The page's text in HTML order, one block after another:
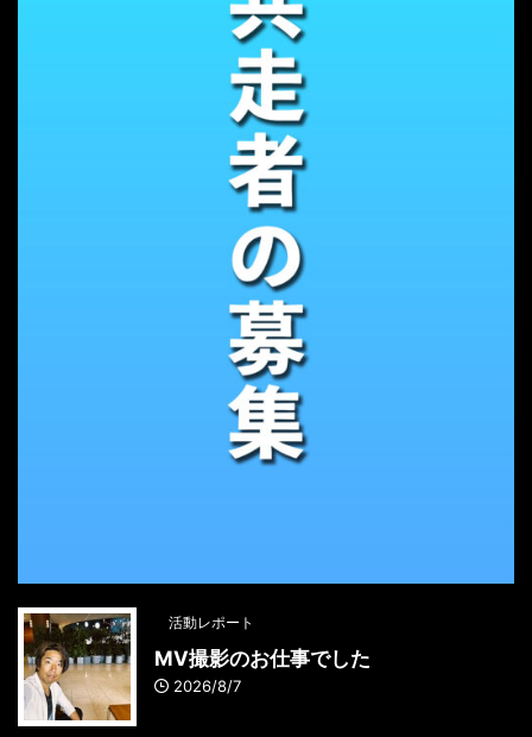
活動レポート
MV撮影のお仕事でした
2026/8/7